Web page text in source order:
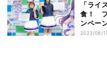
「ライ
食！ フ
ンペー
2023/08/